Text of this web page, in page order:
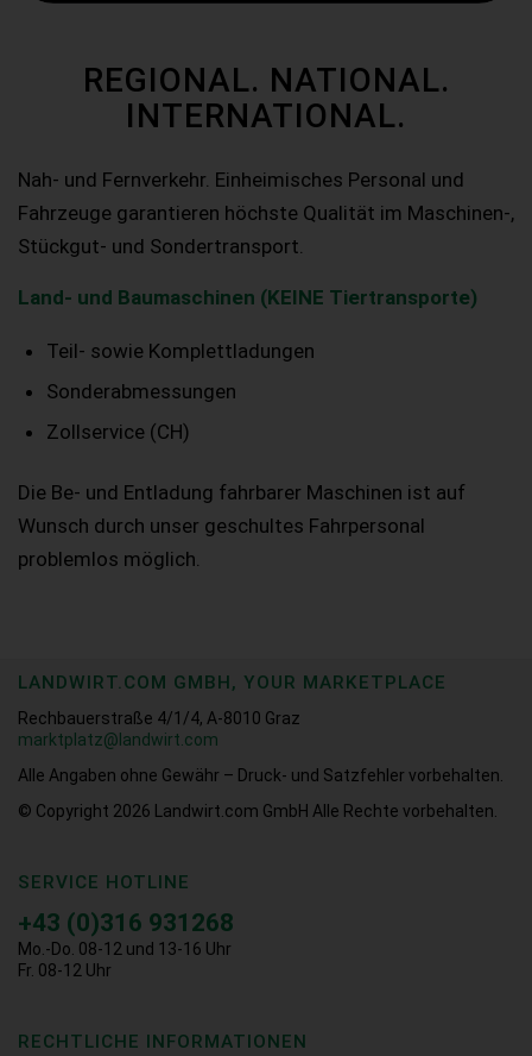
REGIONAL. NATIONAL.
INTERNATIONAL.
Nah- und Fernverkehr. Einheimisches Personal und
Fahrzeuge garantieren höchste Qualität im Maschinen-,
Stückgut- und Sondertransport.
Land- und Baumaschinen (KEINE Tiertransporte)
Teil- sowie Komplettladungen
Sonderabmessungen
Zollservice (CH)
Die Be- und Entladung fahrbarer Maschinen ist auf
Wunsch durch unser geschultes Fahrpersonal
problemlos möglich.
LANDWIRT.COM GMBH, YOUR MARKETPLACE
Rechbauerstraße 4/1/4, A-8010 Graz
marktplatz@landwirt.com
Alle Angaben ohne Gewähr – Druck- und Satzfehler vorbehalten.
© Copyright 2026
Landwirt.com GmbH Alle Rechte vorbehalten.
SERVICE HOTLINE
+43 (0)316 931268
Mo.-Do. 08-12 und 13-16 Uhr
Fr. 08-12 Uhr
RECHTLICHE INFORMATIONEN